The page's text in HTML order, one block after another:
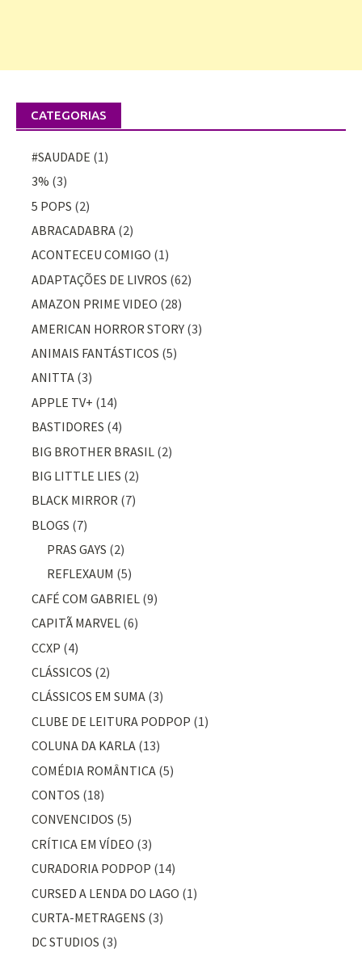
CATEGORIAS
#SAUDADE (1)
3% (3)
5 POPS (2)
ABRACADABRA (2)
ACONTECEU COMIGO (1)
ADAPTAÇÕES DE LIVROS (62)
AMAZON PRIME VIDEO (28)
AMERICAN HORROR STORY (3)
ANIMAIS FANTÁSTICOS (5)
ANITTA (3)
APPLE TV+ (14)
BASTIDORES (4)
BIG BROTHER BRASIL (2)
BIG LITTLE LIES (2)
BLACK MIRROR (7)
BLOGS (7)
PRAS GAYS (2)
REFLEXAUM (5)
CAFÉ COM GABRIEL (9)
CAPITÃ MARVEL (6)
CCXP (4)
CLÁSSICOS (2)
CLÁSSICOS EM SUMA (3)
CLUBE DE LEITURA PODPOP (1)
COLUNA DA KARLA (13)
COMÉDIA ROMÂNTICA (5)
CONTOS (18)
CONVENCIDOS (5)
CRÍTICA EM VÍDEO (3)
CURADORIA PODPOP (14)
CURSED A LENDA DO LAGO (1)
CURTA-METRAGENS (3)
DC STUDIOS (3)